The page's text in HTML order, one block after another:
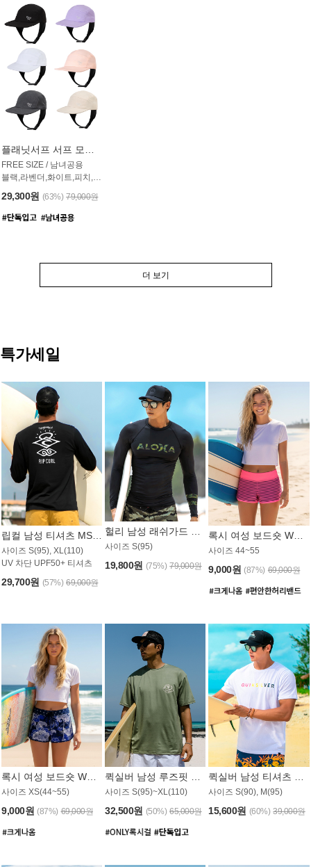
플래닛서프 서프 모자 UAC007PS
FREE SIZE / 남녀공용
블랙,라벤더,화이트,피치,그레이,오트밀 6컬러
29,300원 (63%) 79,000원
더 보기
특가세일
사이즈 S(95), XL(110)
UV 차단 UPF50+ 티셔츠
29,700원 (57%) 69,000원
사이즈 S(95)
19,800원 (75%) 79,000원
사이즈 44~55
9,000원 (87%) 69,000원
사이즈 XS(44~55)
9,000원 (87%) 69,000원
사이즈 S(95)~XL(110)
32,500원 (50%) 65,000원
사이즈 S(90), M(95)
15,600원 (60%) 39,000원